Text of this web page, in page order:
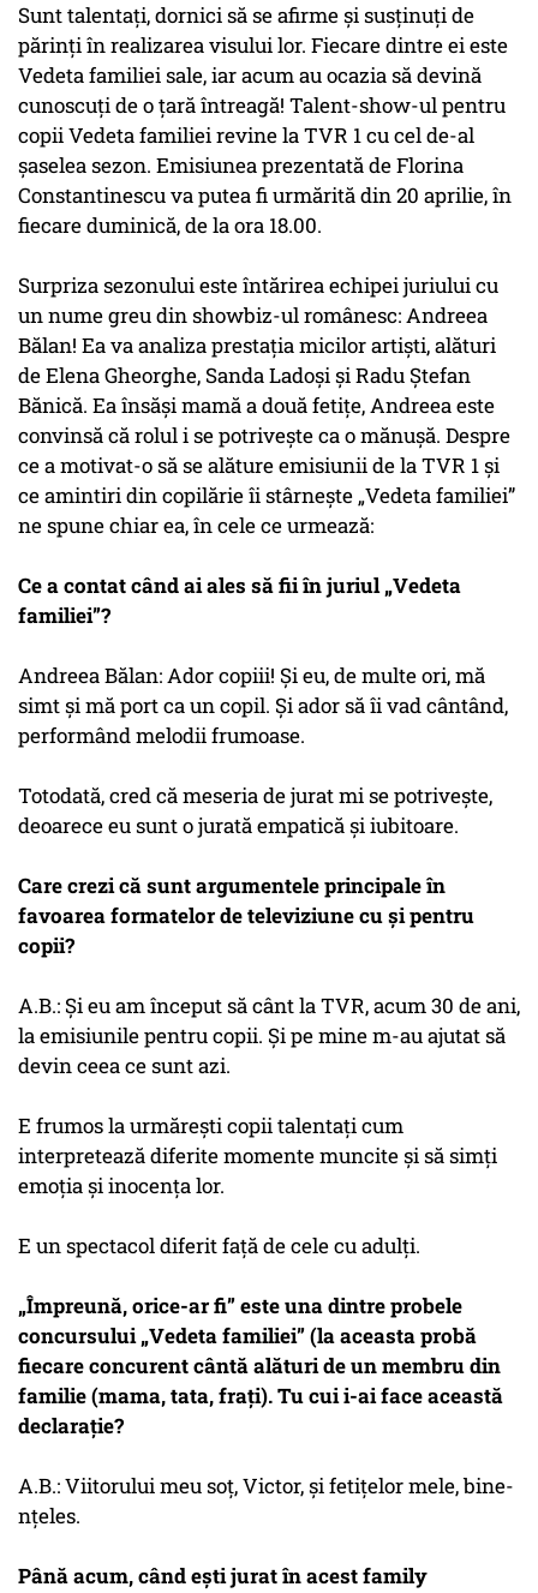
Sunt talentați, dornici să se afirme și susținuți de
părinți în realizarea visului lor. Fiecare dintre ei este
Vedeta familiei sale, iar acum au ocazia să devină
cunoscuți de o țară întreagă! Talent-show-ul pentru
copii Vedeta familiei revine la TVR 1 cu cel de-al
șaselea sezon. Emisiunea prezentată de Florina
Constantinescu va putea fi urmărită din 20 aprilie, în
fiecare duminică, de la ora 18.00.
Surpriza sezonului este întărirea echipei juriului cu
un nume greu din showbiz-ul românesc: Andreea
Bălan! Ea va analiza prestația micilor artiști, alături
de Elena Gheorghe, Sanda Ladoși și Radu Ștefan
Bănică. Ea însăși mamă a două fetițe, Andreea este
convinsă că rolul i se potrivește ca o mănușă. Despre
ce a motivat-o să se alăture emisiunii de la TVR 1 și
ce amintiri din copilărie îi stârnește „Vedeta familiei”
ne spune chiar ea, în cele ce urmează:
Ce a contat când ai ales să fii în juriul „Vedeta
familiei”?
Andreea Bălan: Ador copiii! Și eu, de multe ori, mă
simt și mă port ca un copil. Și ador să îi vad cântând,
performând melodii frumoase.
Totodată, cred că meseria de jurat mi se potrivește,
deoarece eu sunt o jurată empatică și iubitoare.
Care crezi că sunt argumentele principale în
favoarea formatelor de televiziune cu și pentru
copii?
A.B.: Și eu am început să cânt la TVR, acum 30 de ani,
la emisiunile pentru copii. Și pe mine m-au ajutat să
devin ceea ce sunt azi.
E frumos la urmărești copii talentați cum
interpretează diferite momente muncite și să simți
emoția și inocența lor.
E un spectacol diferit față de cele cu adulți.
„Împreună, orice-ar fi” este una dintre probele
concursului „Vedeta familiei” (la aceasta probă
fiecare concurent cântă alături de un membru din
familie (mama, tata, frați). Tu cui i-ai face această
declarație?
A.B.: Viitorului meu soț, Victor, și fetițelor mele, bine-
nțeles.
Până acum, când ești jurat în acest family